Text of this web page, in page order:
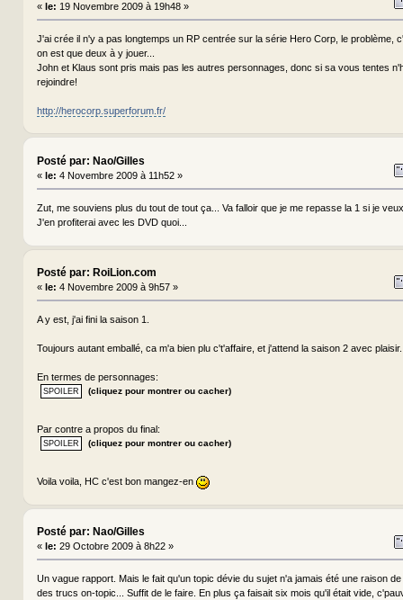
« le: 19 Novembre 2009 à 19h48 »
J'ai crée il n'y a pas longtemps un RP centrée sur la série Hero Corp, le problème,
on est que deux à y jouer...
John et Klaus sont pris mais pas les autres personnages, donc si sa vous tentes
rejoindre!
http://herocorp.superforum.fr/
Posté par: Nao/Gilles
« le: 4 Novembre 2009 à 11h52 »
Zut, me souviens plus du tout de tout ça... Va falloir que je me repasse la 1 si je
J'en profiterai avec les DVD quoi...
Posté par: RoiLion.com
« le: 4 Novembre 2009 à 9h57 »
A y est, j'ai fini la saison 1.
Toujours autant emballé, ca m'a bien plu c't'affaire, et j'attend la saison 2 avec plaisir.
En termes de personnages:
(cliquez pour montrer ou cacher)
Par contre a propos du final:
(cliquez pour montrer ou cacher)
Voila voila, HC c'est bon mangez-en
Posté par: Nao/Gilles
« le: 29 Octobre 2009 à 8h22 »
Un vague rapport. Mais le fait qu'un topic dévie du sujet n'a jamais été une raison
des trucs on-topic... Suffit de le faire. En plus ça faisait six mois qu'il était vide,